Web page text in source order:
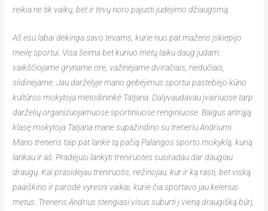
reikia ne tik vaikų, bet ir tėvų noro pajusti judėjimo džiaugsmą.
Aš esu labai dėkinga savo tėvams, kurie nuo pat mažens įskiepijo
meilę sportui. Visa šeima bet kuriuo metų laiku daug judam:
vaikščiojame gryname ore, važinėjame dviračiais, riedučiais,
slidinėjame. Jau darželyje mano gebėjimus sportui pastebėjo kūno
kultūros mokytoja metodininkė Tatjana. Dalyvaudavau įvairiuose tarp
darželių organizuojamuose sportiniuose renginiuose. Baigus antrąją
klasę mokytoja Tatjana mane supažindino su treneriu Andriumi.
Mano treneris taip pat lankė tą pačią Palangos sporto mokyklą, kurią
lankau ir aš. Pradėjusi lankyti treniruotes susiradau dar daugiau
draugų. Kai prasidėjau treniruotis, nežinojau, kur ir ką rasti, bet viską
paaiškino ir parodė vyresni vaikai, kurie čia sportavo jau kelerius
metus. Treneris Andrius stengiasi visus suburti į vieną draugišką būrį,